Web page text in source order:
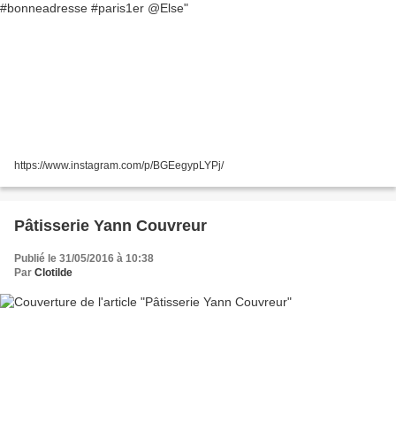
https://www.instagram.com/p/BGEegypLYPj/
Pâtisserie Yann Couvreur
Publié le 31/05/2016 à 10:38
Par Clotilde